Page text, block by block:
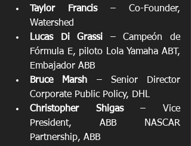
Taylor Francis – Co-Founder,
Watershed
Lucas Di Grassi – Campeón de
Fórmula E, piloto Lola Yamaha ABT,
Embajador ABB
Bruce Marsh – Senior Director
Corporate Public Policy, DHL
Christopher Shigas – Vice
President, ABB NASCAR
Partnership, ABB